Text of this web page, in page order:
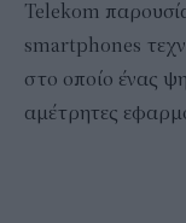
Telekom
smartphones
στο οποίο ένας
αμέτρητες